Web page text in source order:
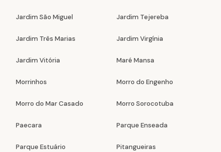
Jardim São Miguel Jardim Tejereba
Jardim Três Marias Jardim Virgínia
Jardim Vitória Maré Mansa
Morrinhos Morro do Engenho
Morro do Mar Casado Morro Sorocotuba
Paecara Parque Enseada
Parque Estuário Pitangueiras